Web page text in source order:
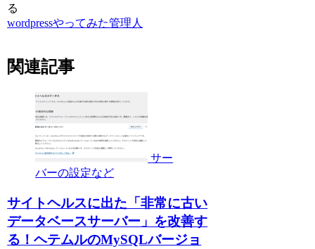
る
wordpressやってみた管理人
関連記事
サー
バーの設定など
サイトヘルスに出た「非常に古い
データベースサーバー」を改善す
る！ヘテムルのMySQLバージョ